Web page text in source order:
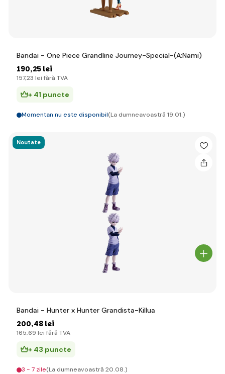
Bandai - One Piece Grandline Journey-Special-(A:Nami)
190,25 lei
157,23 lei fără TVA
+ 41 puncte
Momentan nu este disponibil(La dumneavoastră 19.01.)
Noutate
Bandai - Hunter x Hunter Grandista-Killua
200,48 lei
165,69 lei fără TVA
+ 43 puncte
3 - 7 zile(La dumneavoastră 20.08.)